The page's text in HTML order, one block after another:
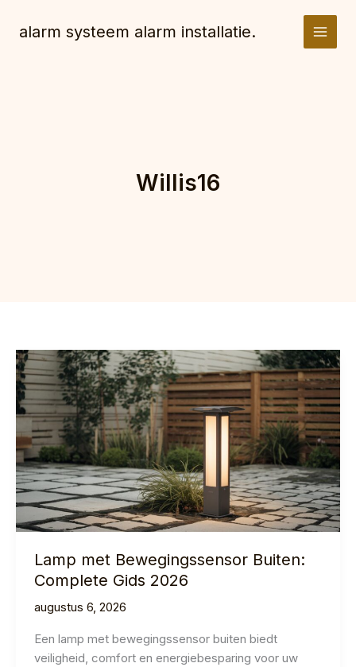
naaralarm systeem alarm installatie.
Willis16
Lamp met Bewegingssensor Buiten:
Complete Gids 2026
augustus 6, 2026
Een lamp met bewegingssensor buiten biedt
veiligheid, comfort en energiebesparing voor uw